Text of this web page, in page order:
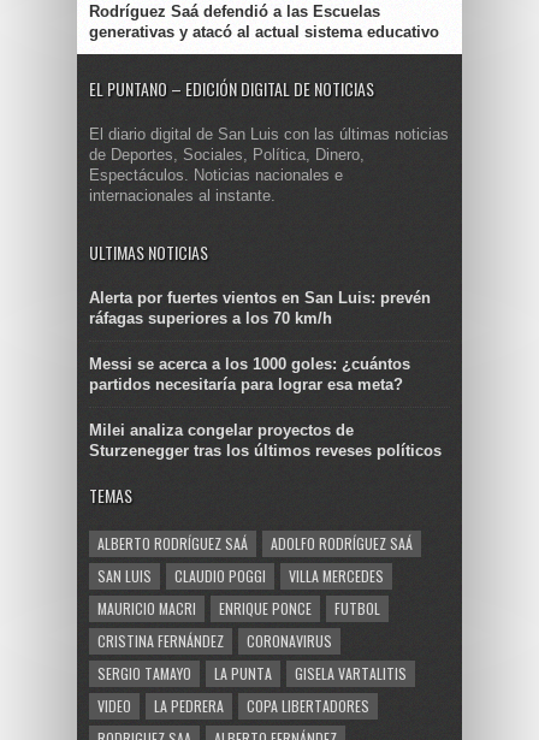
Rodríguez Saá defendió a las Escuelas
generativas y atacó al actual sistema educativo
EL PUNTANO – EDICIÓN DIGITAL DE NOTICIAS
El diario digital de San Luis con las últimas noticias
de Deportes, Sociales, Política, Dinero,
Espectáculos. Noticias nacionales e
internacionales al instante.
ULTIMAS NOTICIAS
Alerta por fuertes vientos en San Luis: prevén
ráfagas superiores a los 70 km/h
Messi se acerca a los 1000 goles: ¿cuántos
partidos necesitaría para lograr esa meta?
Milei analiza congelar proyectos de
Sturzenegger tras los últimos reveses políticos
TEMAS
ALBERTO RODRÍGUEZ SAÁ
ADOLFO RODRÍGUEZ SAÁ
SAN LUIS
CLAUDIO POGGI
VILLA MERCEDES
MAURICIO MACRI
ENRIQUE PONCE
FUTBOL
CRISTINA FERNÁNDEZ
CORONAVIRUS
SERGIO TAMAYO
LA PUNTA
GISELA VARTALITIS
VIDEO
LA PEDRERA
COPA LIBERTADORES